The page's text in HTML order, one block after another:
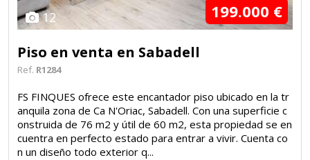
12 199.000 €
Piso en venta en Sabadell
Ref. R1284
FS FINQUES ofrece este encantador piso ubicado en la tr
anquila zona de Ca N'Oriac, Sabadell. Con una superficie c
onstruida de 76 m2 y útil de 60 m2, esta propiedad se en
cuentra en perfecto estado para entrar a vivir. Cuenta co
n un diseño todo exterior q...